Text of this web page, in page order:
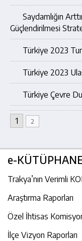
Saydamlığın
Güçlendirilmesi
Türkiye 2023
Türkiye 2023
Türkiye Çevre
1 2
e-
Trakya’nın Verimli
Araştırma Raporları
Özel İhtisas
İlçe Vizyon Raporları